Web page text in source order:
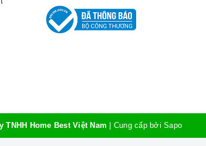
TNHH Home Best Việt Nam Cung cấp bởi Sapo